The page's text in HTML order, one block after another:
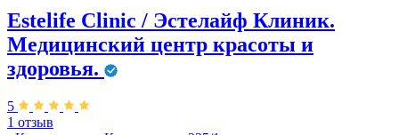
Estelife Clinic / Эстелайф Клиник.
Медицинский центр красоты и
здоровья.
5
1 отзыв